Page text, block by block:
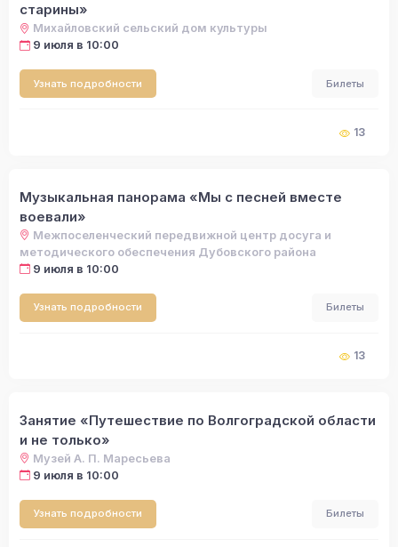
старины»
Михайловский сельский дом культуры
9 июля в 10:00
Узнать подробности Билеты
13
Музыкальная панорама «Мы с песней вместе
воевали»
Межпоселенческий передвижной центр досуга и
методического обеспечения Дубовского района
9 июля в 10:00
Узнать подробности Билеты
13
Занятие «Путешествие по Волгоградской области
и не только»
Музей А. П. Маресьева
9 июля в 10:00
Узнать подробности Билеты